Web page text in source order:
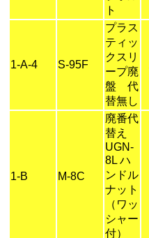
ト
1-A-4 S-95F
プラス
ティッ
クスリ
ープ廃
盤 代
替無し
1-B M-8C
廃番代
替え
UGN-
8L ハ
ンドル
ナット
（ワッ
シャー
付）